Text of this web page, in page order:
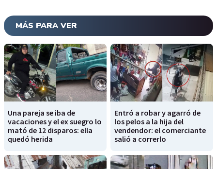
MÁS PARA VER
Una pareja se iba de
vacaciones y el ex suegro lo
mató de 12 disparos: ella
quedó herida
Entró a robar y agarró de
los pelos a la hija del
vendendor: el comerciante
salió a correrlo